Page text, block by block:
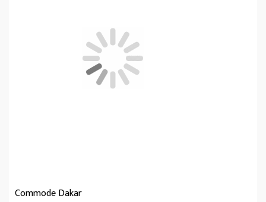
Commode Dakar